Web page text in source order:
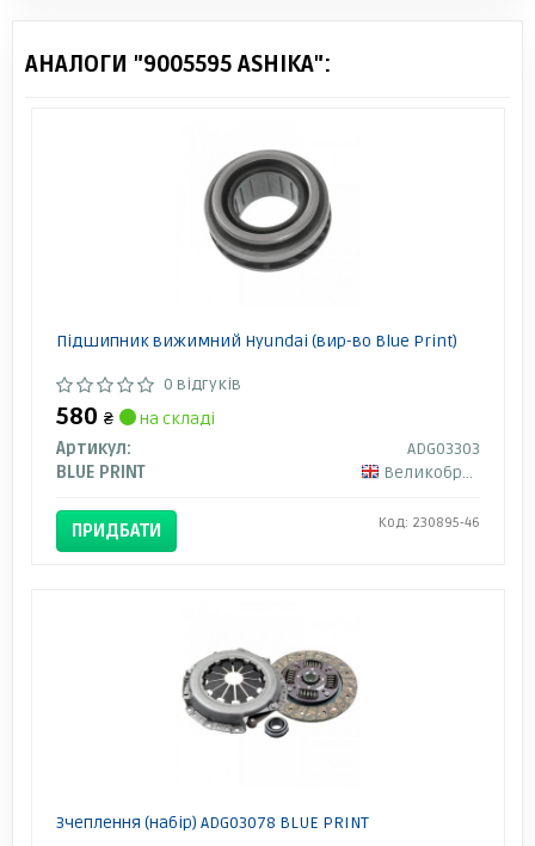
АНАЛОГИ "9005595 ASHIKA":
Підшипник вижимний Hyundai (вир-во Blue Print)
0 відгуків
580 ₴
на складі
Артикул:
ADG03303
BLUE PRINT
Великобританія
ПРИДБАТИ Код: 230895-46
Зчеплення (набір) ADG03078 BLUE PRINT